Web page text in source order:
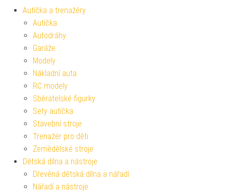
Autíčka a trenažéry
Autíčka
Autodráhy
Garáže
Modely
Nákladní auta
RC modely
Sběratelské figurky
Sety autíčka
Stavební stroje
Trenažér pro děti
Zemědělské stroje
Dětská dílna a nástroje
Dřevěná dětská dílna a nářadí
Nářadí a nástroje